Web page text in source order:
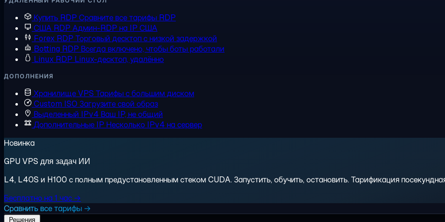
Купить RDP Сравните все тарифы RDP
США RDP Админ-RDP на IP США
Forex RDP Торговый десктоп с низкой задержкой
Botting RDP Всегда включено, чтобы боты работали
Linux RDP Linux-десктоп, удалённо
ДОПОЛНЕНИЯ
Хранилище VPS Тарифы с большим диском
Custom ISO Загрузите свой образ
Выделенный IPv4 Ваш IP, не общий
Дополнительные IP Несколько IPv4 на сервер
Новинка
GPU VPS для задач ИИ
L4, L40S и H100 с полным предустановленным стеком CUDA. Запустить, обучить, остановить. Тарификация
Бесплатно на 1 час →
Сравнить все тарифы →